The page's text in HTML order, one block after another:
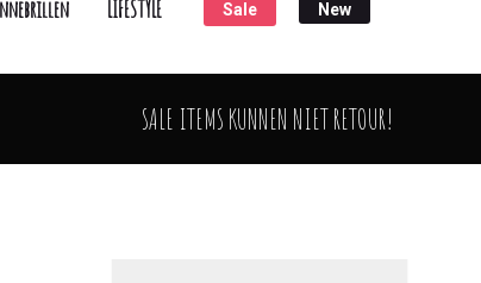
LIFESTYLE Sale New
SALE ITEMS KUNNEN NIET RETOUR!